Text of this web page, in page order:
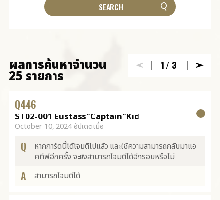
ผลการค้นหาจำนวน
25 รายการ
1/3
Q446
ST02-001 Eustass"Captain"Kid
October 10, 2024 อัปเดตเมื่อ
Q
หากการ์ดนี้ได้โจมตีไปแล้ว และใช้ความสามารถกลับมาแอ
คทีฟอีกครั้ง จะยังสามารถโจมตีได้อีกรอบหรือไม่
A สามารถโจมตีได้